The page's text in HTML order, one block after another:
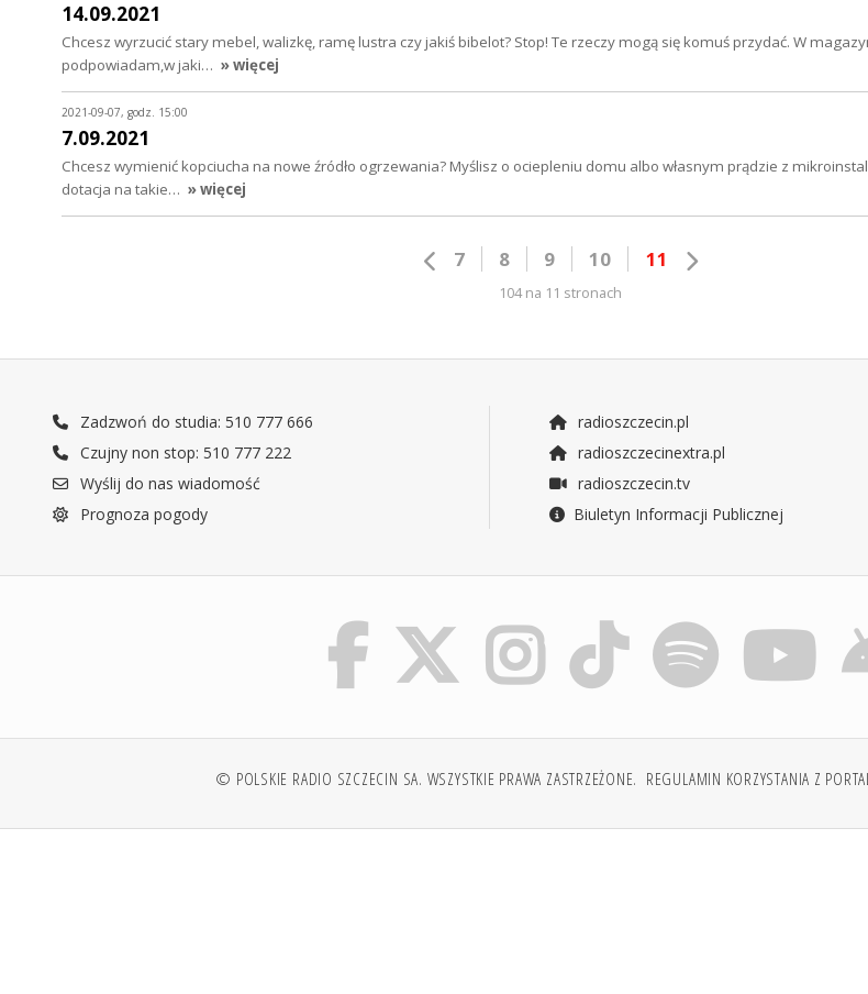
14.09.2021
Chcesz wyrzucić stary mebel, walizkę, ramę lustra czy jakiś bibelot? Stop! Te rzeczy mogą się komuś przydać. W
podpowiadam,w jaki… » więcej
2021-09-07, godz. 15:00
7.09.2021
Chcesz wymienić kopciucha na nowe źródło ogrzewania? Myślisz o ociepleniu domu albo własnym prądzie z
dotacja na takie… » więcej
7 8 9 10 11
104 na 11 stronach
Zadzwoń do studia: 510 777 666
Czujny non stop: 510 777 222
Wyślij do nas wiadomość
Prognoza pogody
radioszczecin.pl
radioszczecinextra.pl
radioszczecin.tv
Biuletyn Informacji Publicznej
© POLSKIE RADIO SZCZECIN SA. WSZYSTKIE PRAWA ZASTRZEŻONE. REGULAMIN KORZYSTANIA Z